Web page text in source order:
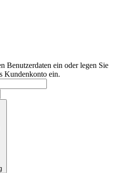
Benutzerdaten ein oder legen Sie
Kundenkonto ein.